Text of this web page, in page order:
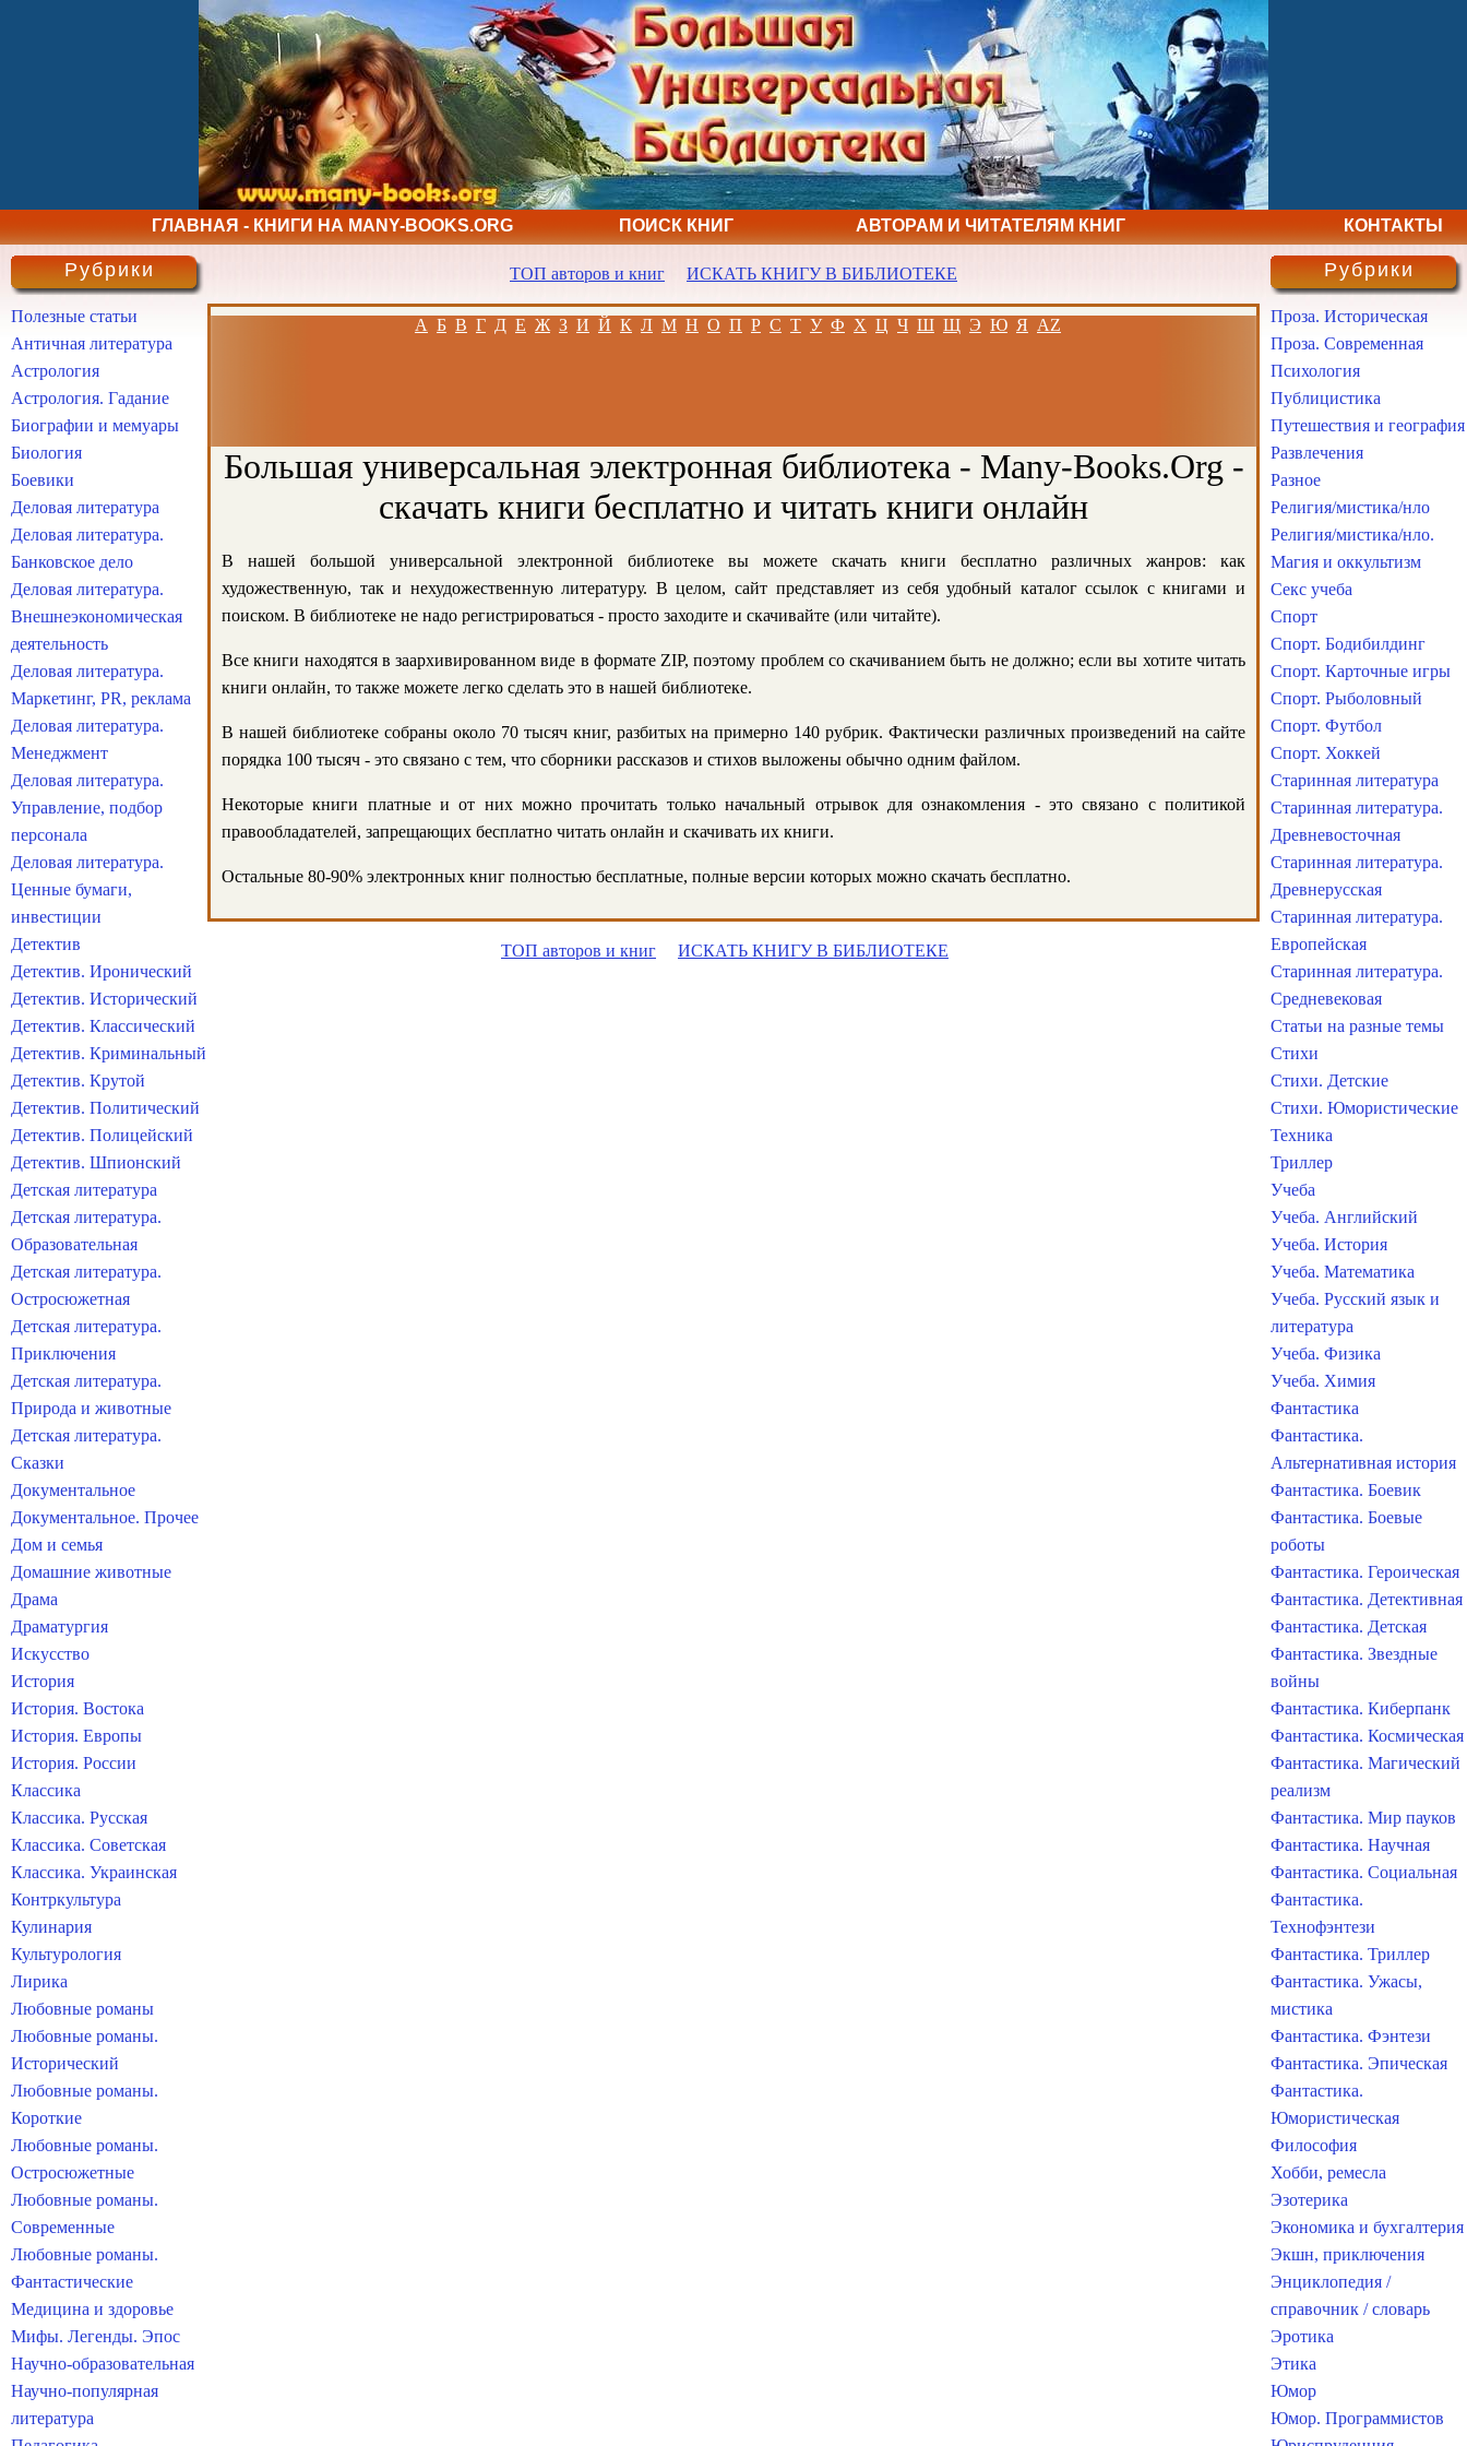
ГЛАВНАЯ - КНИГИ НА MANY-BOOKS.ORG ПОИСК КНИГ АВТОРАМ И ЧИТАТЕЛЯМ КНИГ КОНТАКТЫ
ТОП авторов и книг ИСКАТЬ КНИГУ В БИБЛИОТЕКЕ
А Б В Г Д Е Ж З И Й К Л М Н О П Р С Т У Ф Х Ц Ч Ш Щ Э Ю Я AZ
Большая универсальная электронная библиотека - Many-Books.Org -
скачать книги бесплатно и читать книги онлайн
В нашей большой универсальной электронной библиотеке вы можете скачать книги бесплатно различных жанров: как
художественную, так и нехудожественную литературу. В целом, сайт представляет из себя удобный каталог ссылок с книгами и
поиском. В библиотеке не надо регистрироваться - просто заходите и скачивайте (или читайте).
Все книги находятся в заархивированном виде в формате ZIP, поэтому проблем со скачиванием быть не должно; если вы хотите читать
книги онлайн, то также можете легко сделать это в нашей библиотеке.
В нашей библиотеке собраны около 70 тысяч книг, разбитых на примерно 140 рубрик. Фактически различных произведений на сайте
порядка 100 тысяч - это связано с тем, что сборники рассказов и стихов выложены обычно одним файлом.
Некоторые книги платные и от них можно прочитать только начальный отрывок для ознакомления - это связано с политикой
правообладателей, запрещающих бесплатно читать онлайн и скачивать их книги.
Остальные 80-90% электронных книг полностью бесплатные, полные версии которых можно скачать бесплатно.
ТОП авторов и книг ИСКАТЬ КНИГУ В БИБЛИОТЕКЕ
Рубрики
Полезные статьи
Античная литература
Астрология
Астрология. Гадание
Биографии и мемуары
Биология
Боевики
Деловая литература
Деловая литература.
Банковское дело
Деловая литература.
Внешнеэкономическая
деятельность
Деловая литература.
Маркетинг, PR, реклама
Деловая литература.
Менеджмент
Деловая литература.
Управление, подбор
персонала
Деловая литература.
Ценные бумаги,
инвестиции
Детектив
Детектив. Иронический
Детектив. Исторический
Детектив. Классический
Детектив. Криминальный
Детектив. Крутой
Детектив. Политический
Детектив. Полицейский
Детектив. Шпионский
Детская литература
Детская литература.
Образовательная
Детская литература.
Остросюжетная
Детская литература.
Приключения
Детская литература.
Природа и животные
Детская литература.
Сказки
Документальное
Документальное. Прочее
Дом и семья
Домашние животные
Драма
Драматургия
Искусство
История
История. Востока
История. Европы
История. России
Классика
Классика. Русская
Классика. Советская
Классика. Украинская
Контркультура
Кулинария
Культурология
Лирика
Любовные романы
Любовные романы.
Исторический
Любовные романы.
Короткие
Любовные романы.
Остросюжетные
Любовные романы.
Современные
Любовные романы.
Фантастические
Медицина и здоровье
Мифы. Легенды. Эпос
Научно-образовательная
Научно-популярная
литература
Рубрики
Проза. Историческая
Проза. Современная
Психология
Публицистика
Путешествия и география
Развлечения
Разное
Религия/мистика/нло
Религия/мистика/нло.
Магия и оккультизм
Секс учеба
Спорт
Спорт. Бодибилдинг
Спорт. Карточные игры
Спорт. Рыболовный
Спорт. Футбол
Спорт. Хоккей
Старинная литература
Старинная литература.
Древневосточная
Старинная литература.
Древнерусская
Старинная литература.
Европейская
Старинная литература.
Средневековая
Статьи на разные темы
Стихи
Стихи. Детские
Стихи. Юмористические
Техника
Триллер
Учеба
Учеба. Английский
Учеба. История
Учеба. Математика
Учеба. Русский язык и
литература
Учеба. Физика
Учеба. Химия
Фантастика
Фантастика.
Альтернативная история
Фантастика. Боевик
Фантастика. Боевые
роботы
Фантастика. Героическая
Фантастика. Детективная
Фантастика. Детская
Фантастика. Звездные
войны
Фантастика. Киберпанк
Фантастика. Космическая
Фантастика. Магический
реализм
Фантастика. Мир пауков
Фантастика. Научная
Фантастика. Социальная
Фантастика.
Технофэнтези
Фантастика. Триллер
Фантастика. Ужасы,
мистика
Фантастика. Фэнтези
Фантастика. Эпическая
Фантастика.
Юмористическая
Философия
Хобби, ремесла
Эзотерика
Экономика и бухгалтерия
Экшн, приключения
Энциклопедия /
справочник / словарь
Эротика
Этика
Юмор
Юмор. Программистов